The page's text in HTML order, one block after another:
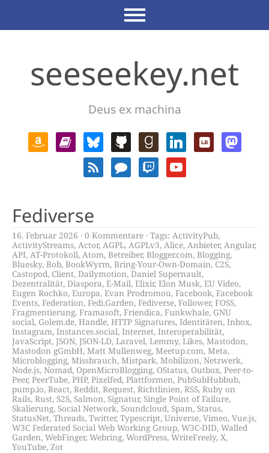
seeseekey.net
Deus ex machina
Fediverse
16. Februar 2026 0 Kommentare Tags: ActivityPub,
ActivityStreams, Actor, AGPL, AGPLv3, Alice, Anbieter, Angular,
API, AT-Protokoll, Atom, Betreiber, Blogger.com, Blogging,
Bluesky, Bob, BookWyrm, Bring-Your-Own-Domain, C2S,
Castopod, Client, Dailymotion, Daniel Supernault,
Dezentralität, Diaspora, E-Mail, Elixir, Elon Musk, EU Video,
Eugen Rochko, Europa, Evan Prodromou, Facebook, Facebook
Events, Federation, Fedi.Garden, Fediverse, Follower, FOSS,
Fragmentierung, Framasoft, Friendica, Funkwhale, GNU
social, Golem.de, Handle, HTTP Signatures, Identitäten, Inbox,
Instagram, Instances.social, Internet, Interoperabilität,
JavaScript, JSON, JSON-LD, Laravel, Lemmy, Likes, Mastodon,
Mastodon gGmbH, Matt Mullenweg, Meetup.com, Meta,
Microblogging, Missbrauch, Mistpark, Mobilizon, Netzwerk,
Node.js, Nomad, OpenMicroBlogging, OStatus, Outbox, Peer-to-
Peer, PeerTube, PHP, Pixelfed, Plattformen, PubSubHubbub,
pump.io, React, Reddit, Request, Richtlinien, RSS, Ruby on
Rails, Rust, S2S, Salmon, Signatur, Single Point of Failure,
Skalierung, Social Network, Soundcloud, Spam, Status,
StatusNet,Threads, Twitter, Typescript, Universe, Vimeo, Vue.js,
W3C Federated Social Web Working Group, W3C-DID, Walled
Garden, WebFinger, Webring, WordPress, WriteFreely, X,
YouTube, Zot